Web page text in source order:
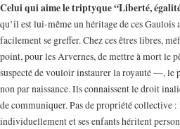
Celui qui aime le triptyque “Liberté,
qu’il est lui-même un héritage de ces
facilement se greffer. Chez ces êtres libres,
point, pour les Arvernes, de mettre à mort le
suspecté de vouloir instaurer la royauté —, le
non par naissance. Ils connaissent le droit
de communiquer. Pas de propriété collective
individuellement et ses enfants héritent